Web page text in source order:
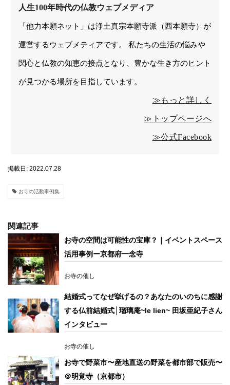
人生100年時代の仏教ウェブメディア
「他力本願ネット」は浄土真宗本願寺派（西本願寺）が
運営するウェブメティアです。 私たちの生活の悩みや
関心と仏教の知恵の接点となり、豊かな生き方のヒント
が見つかる場所を目指しています。
≫もっと詳しく
≫トップページへ
≫公式Facebook
掲載日: 2022.07.28
お寺の活動事例集
関連記事
お寺の空間は可能性の宝庫？｜イベントスペース
活用事例ー京都府一念寺
お寺の催し
結婚式ってなぜ挙げるの？あなたのいのちに感謝
する仏前結婚式│瑠璃庵~le lien~ 田坂亜紀子さん
インタビュー
お寺の催し
お寺で野菜市〜産地直送の野菜を都市部で販売〜
＠明覚寺（京都市）